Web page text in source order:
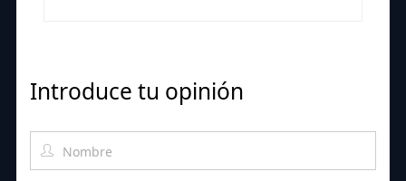
Introduce tu opinión